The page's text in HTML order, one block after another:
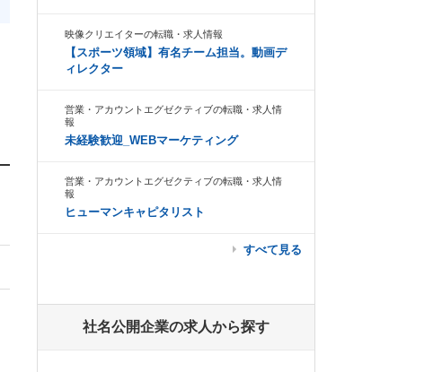
映像クリエイターの転職・求人情報
【スポーツ領域】有名チーム担当。動画デ
ィレクター
営業・アカウントエグゼクティブの転職・求人情
報
未経験歓迎_WEBマーケティング
営業・アカウントエグゼクティブの転職・求人情
報
ヒューマンキャピタリスト
すべて見る
社名公開企業の求人から探す